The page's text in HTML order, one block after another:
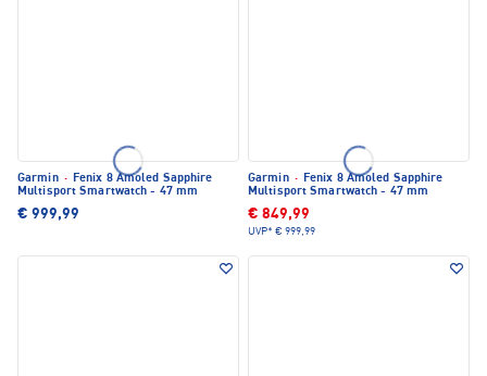
Garmin · Fenix 8 Amoled Sapphire
Multisport Smartwatch - 47 mm
€ 999,99
Garmin · Fenix 8 Amoled Sapphire
Multisport Smartwatch - 47 mm
€ 849,99
UVP* € 999,99